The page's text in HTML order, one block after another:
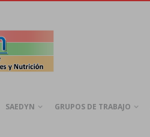
SAEDYN GRUPOS DE TRABAJO